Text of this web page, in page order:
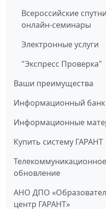
Всероссийские
онлайн-семинары
Электронные услуги
"Экспресс Проверка"
Ваши преимущества
Информационный банк
Информационные
Купить систему ГАРАНТ
Телекоммуникационное
обновление
АНО ДПО
центр ГАРАНТ»